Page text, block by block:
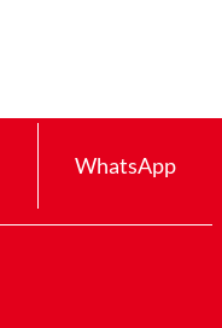
WhatsApp